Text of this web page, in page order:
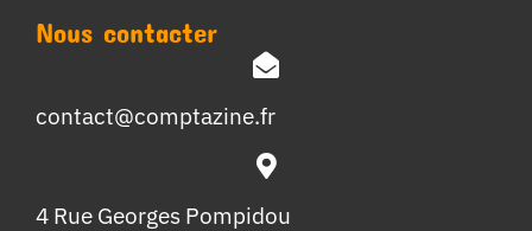
Nous contacter
contact@comptazine.fr
4 Rue Georges Pompidou